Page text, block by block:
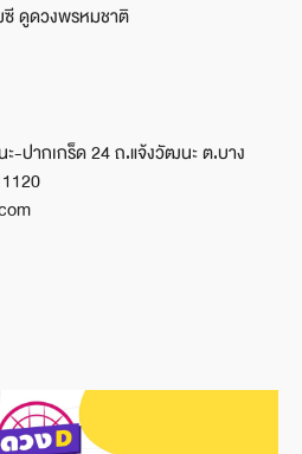
ซี ดูดวงพรหมชาติ
-ปากเกร็ด 24 ถ.แจ้งวัฒนะ ต.บาง